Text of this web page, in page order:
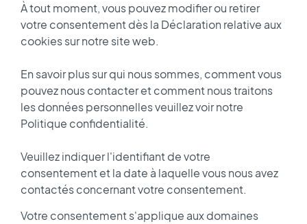
À tout moment, vous pouvez modifier ou retirer
votre consentement dès la Déclaration relative aux
cookies sur notre site web.
En savoir plus sur qui nous sommes, comment vous
pouvez nous contacter et comment nous traitons
les données personnelles veuillez voir notre
Politique confidentialité.
Veuillez indiquer l'identifiant de votre
consentement et la date à laquelle vous nous avez
contactés concernant votre consentement.
Votre consentement s'applique aux domaines